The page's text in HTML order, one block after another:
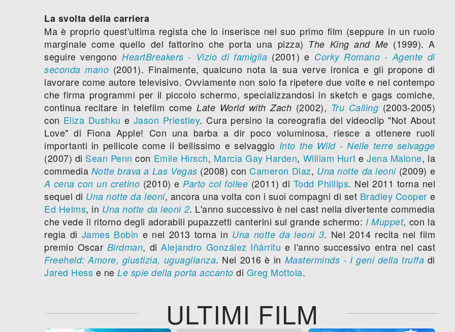
La svolta della carriera
Ma è proprio quest'ultima regista che lo inserisce nel suo primo film (seppure in un ruolo
marginale come quello del fattorino che porta una pizza) The King and Me (1999). A
seguire vengono HeartBreakers - Vizio di famiglia (2001) e Corky Romano - Agente di
seconda mano (2001). Finalmente, qualcuno nota la sua verve ironica e gli propone di
lavorare come autore televisivo. Ovviamente non solo fa ripetere due volte e nel contempo
che firma programmi per il piccolo schermo, specializzandosi in sketch e gags comiche,
continua recitare in telefilm comeLate World with Zach (2002), Tru Calling (2003-2005)
con Eliza Dushku e Jason Priestley. Cura persino la coreografia del videoclip "Not About
Love" di Fiona Apple! Con una barba a dir poco voluminosa, riesce a ottenere ruoli
importanti in pellicole come il bellissimo e selvaggio Into the Wild - Nelle terre selvagge
(2007) di Sean Penn con Emile Hirsch, Marcia Gay Harden, William Hurt eJena Malone, la
commedia Notte brava a Las Vegas (2008) con Cameron Diaz, Una notte da leoni(2009) e
A cena con un cretino (2010) e Parto col follee (2011) di Todd Phillips. Nel 2011 torna nel
sequel di Una notte da leoni, ancora una volta con i suoi compagni di set Bradley Cooper e
Ed Helms, in Una notte da leoni 2. L'anno successivo è nel cast nella divertente commedia
che vede il ritorno degli adorabili pupazzetti canterini sul grande schermo: I Muppet, con la
regia di James Bobin e nel 2013 torna in Una notte da leoni 3. Nel 2014 recita nel film
premio Oscar Birdman, diAlejandro González Iñárritu e l'anno successivo entra nel cast
Freeheld: Amore, giustizia, uguaglianza. Nel 2016 è in Masterminds - I geni della truffa di
Jared Hess e ne Le spie della porta accanto di Greg Mottola.
ULTIMI FILM